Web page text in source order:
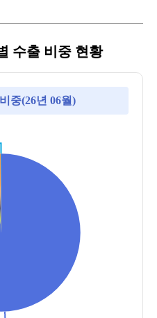
수출 비중 현황
중(26년 06월)